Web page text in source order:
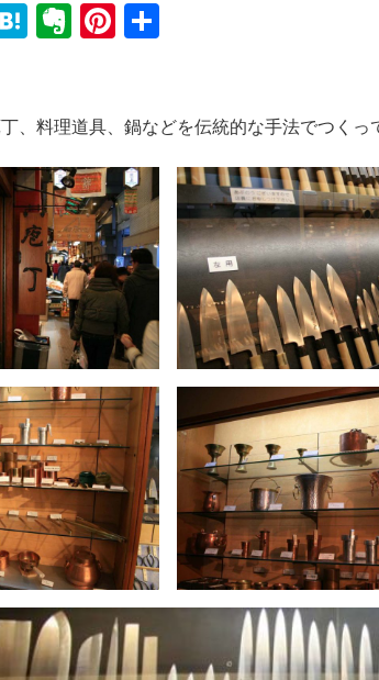
F
H
n
a
E
n
ot
e
Pi
e
st
、料理道具、鍋などを伝統的な手法でつくっ